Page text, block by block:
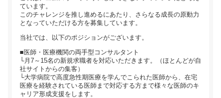
ています。
このチャレンジを推し進めるにあたり、さらなる成長の原動力
となっていただける方を募集しています。
当社では、以下のポジションがございます。
■医師・医療機関の両手型コンサルタント
└月7～15名の新規求職者を対応いただきます。（ほとんどが自
社サイトからの集客）
└大学病院で高度急性期医療を学んでこられた医師から、在宅
医療を経験されている医師まで対応する方まで様々な医師のキ
ャリア形成支援をします。